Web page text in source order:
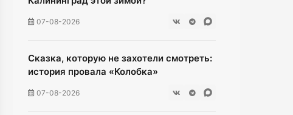
07-08-2026
Сказка, которую не захотели смотреть:
история провала «Колобка»
07-08-2026